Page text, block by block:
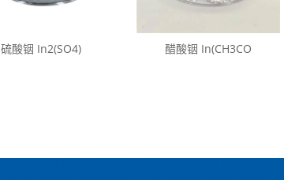
硫酸铟 In2(SO4) 醋酸铟 In(CH3CO